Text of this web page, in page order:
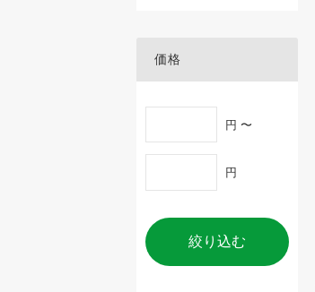
価格
円 〜
円
絞り込む